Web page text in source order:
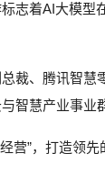
志着AI大模型
裁、腾讯智慧
智慧产业事业
营”，打造领